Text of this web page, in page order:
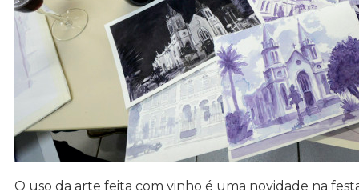
O uso da arte feita com vinho é uma novidade na